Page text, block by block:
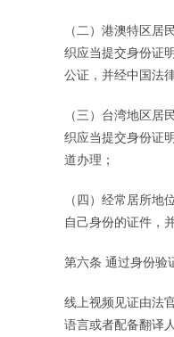
（二）港澳特区
织应当提交身份证
公证，并经中国法
（三）台湾地区
织应当提交身份证
道办理；
（四）经常居所
自己身份的证件，
第六条 通过身份验
线上视频见证由法
语言或者配备翻译